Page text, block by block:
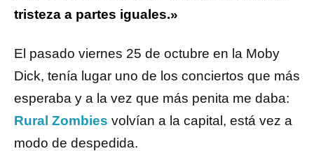
tristeza a partes iguales.»
El pasado viernes 25 de octubre en la Moby
Dick, tenía lugar uno de los conciertos que más
esperaba y a la vez que más penita me daba:
Rural Zombies volvían a la capital, está vez a
modo de despedida.